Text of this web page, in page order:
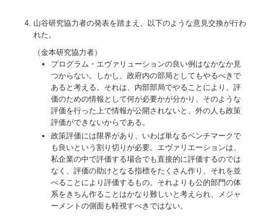
山谷研究協力者の発表を踏まえ、以下のような意見交換が行わ
れた。
（金本研究協力者）
プログラム・エヴァリューションの良い例はなかなか見
つからない。しかし、政府内の部局としてもやるべきで
あると考える。それは、内部部局でやることにより、評
価のための情報として何が必要かが分かり、そのような
評価を行った上で情報が公開されないと、外の人も政策
評価ができないからである。
政策評価には限界があり、いわば単なるベンチマークで
も良いという割り切りが必要。エヴァリエーションは、
私企業の中で評価する場合でも直接的に評価するのでは
なく、評価の助けとなる指標をたくさん作り、それを並
べることにより評価するもの。それよりも公的部門の体
系をきちん作ることはかなり難しいと考えられ、メジャ
ーメントの側面も軽視すべきではない。